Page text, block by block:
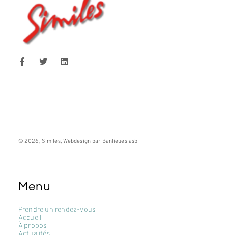
© 2026, Similes, Webdesign par Banlieues asbl
Menu
Prendre un rendez-vous
Accueil
À propos